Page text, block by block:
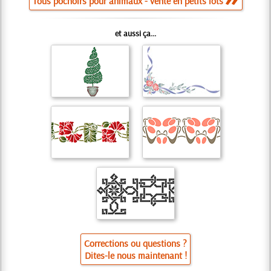
et aussi ça...
Corrections ou questions ?
Dites-le nous maintenant !